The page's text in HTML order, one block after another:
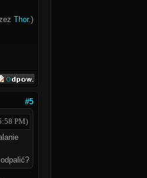
Thor.)
#5
PM)